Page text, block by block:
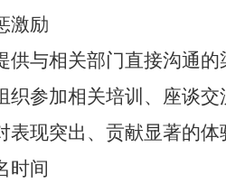
激励
供与相关部门直接沟通
织参加相关培训、座谈
表现突出、贡献显著的
时间